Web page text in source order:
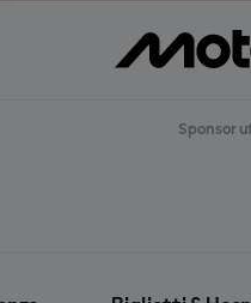
Sponsor